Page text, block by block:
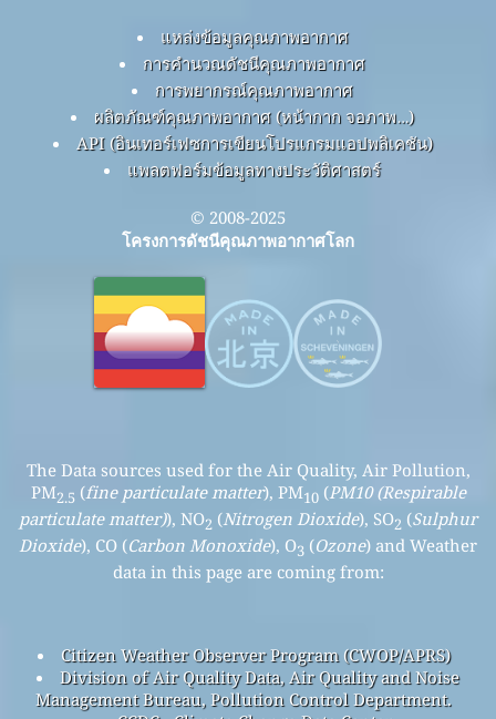
แหล่งข้อมูลคุณภาพอากาศ
การคำนวณดัชนีคุณภาพอากาศ
การพยากรณ์คุณภาพอากาศ
ผลิตภัณฑ์คุณภาพอากาศ (หน้ากาก จอภาพ…)
API (อินเทอร์เฟซการเขียนโปรแกรมแอปพลิเคชัน)
แพลตฟอร์มข้อมูลทางประวัติศาสตร์
© 2008-2025
โครงการดัชนีคุณภาพอากาศโลก
The Data sources used for the Air Quality, Air Pollution,
PM2.5 (fine particulate matter), PM10(PM10 (Respirable
particulate matter)), NO2 (Nitrogen Dioxide), SO2 (Sulphur
Dioxide), CO (Carbon Monoxide), O3 (Ozone) and Weather
data in this page are coming from:
Citizen Weather Observer Program (CWOP/APRS)
Division of Air Quality Data, Air Quality and Noise
Management Bureau, Pollution Control Department.